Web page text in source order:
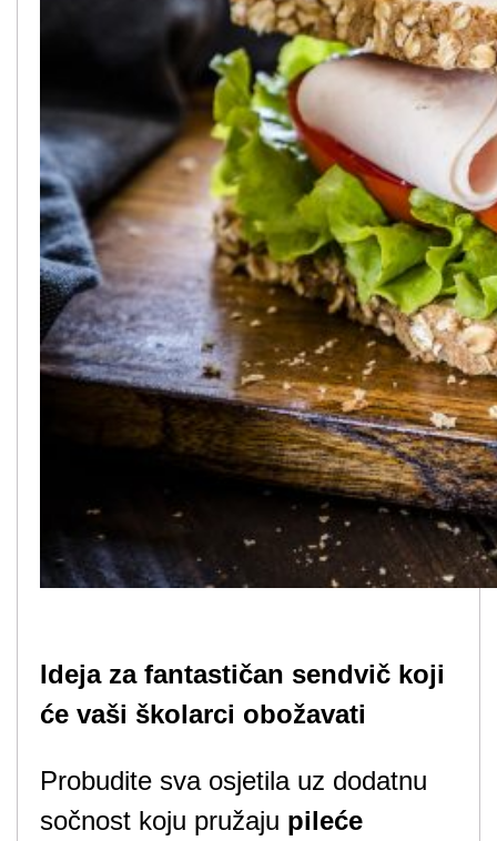
Ideja za fantastičan sendvič koji
će vaši školarci obožavati
Probudite sva osjetila uz dodatnu
sočnost koju pružaju pileće